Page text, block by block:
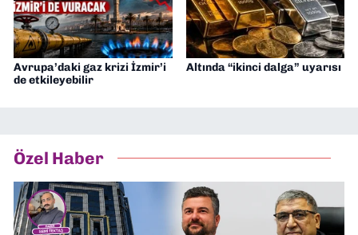
Avrupa’daki gaz krizi İzmir’i
de etkileyebilir
Altında “ikinci dalga” uyarısı
Özel Haber